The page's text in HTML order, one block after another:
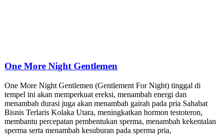
One More Night Gentlemen
One More Night Gentlemen (Gentlement For Night) tinggal di
tempel ini akan memperkuat ereksi, menambah energi dan
menambah durasi juga akan menambah gairah pada pria Sahabat
Bisnis Terlaris Kolaka Utara, meningkatkan hormon testoteron,
membantu percepatan pembentukan sperma, menambah kekentalan
sperma serta menambah kesuburan pada sperma pria,